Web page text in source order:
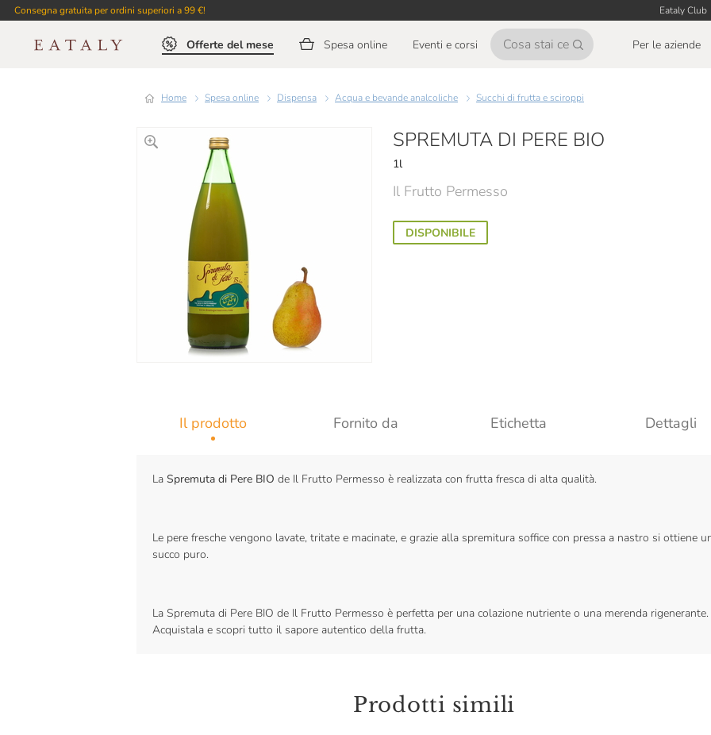
Consegna gratuita per ordini superiori a 99 €! Eataly Club
Offerte del mese Spesa online Eventi e corsi Per le aziende
Home Spesa online Dispensa Acqua e bevande analcoliche Succhi di frutta e sciroppi
SPREMUTA DI PERE BIO
1l
Il Frutto Permesso
DISPONIBILE
Il prodotto Fornito da Etichetta Dettagli
La Spremuta di Pere BIO de Il Frutto Permesso è realizzata con frutta fresca di alta qualità.
Le pere fresche vengono lavate, tritate e macinate, e grazie alla spremitura soffice con pressa a nastro si ottiene
succo puro.
La Spremuta di Pere BIO de Il Frutto Permesso è perfetta per una colazione nutriente o una merenda rigenerante.
Acquistala e scopri tutto il sapore autentico della frutta.
Prodotti simili